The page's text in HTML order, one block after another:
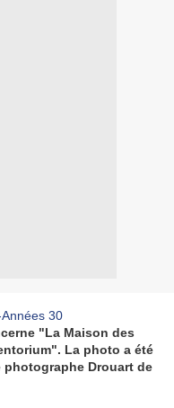
"La Maison des
La photo a été
photographe Drouart de